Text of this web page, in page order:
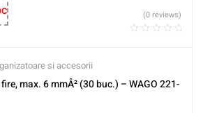
(0 reviews)
si accesorii
max. 6 mmÂ² (30 buc.) – WAGO 221-